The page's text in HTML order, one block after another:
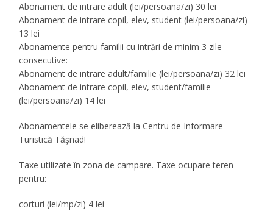
Abonament de intrare adult (lei/persoana/zi) 30 lei
Abonament de intrare copil, elev, student (lei/persoana/zi)
13 lei
Abonamente pentru familii cu intrări de minim 3 zile
consecutive:
Abonament de intrare adult/familie (lei/persoana/zi) 32 lei
Abonament de intrare copil, elev, student/familie
(lei/persoana/zi) 14 lei
Abonamentele se eliberează la Centru de Informare
Turistică Tășnad!
Taxe utilizate în zona de campare. Taxe ocupare teren
pentru:
corturi (lei/mp/zi) 4 lei